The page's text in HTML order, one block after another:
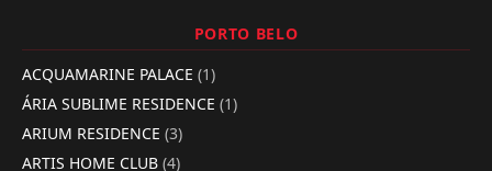
PORTO BELO
ACQUAMARINE PALACE (1)
ÁRIA SUBLIME RESIDENCE (1)
ARIUM RESIDENCE (3)
ARTIS HOME CLUB (4)